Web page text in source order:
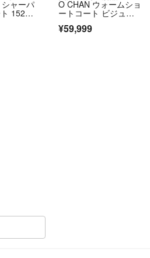
ャーパ
152c
O CHAN ウォームショ
ートコート ビジュ
¥59,999